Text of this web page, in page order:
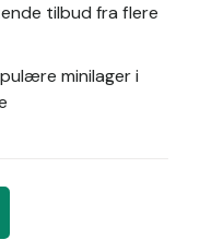
tilbud fra flere
minilager i